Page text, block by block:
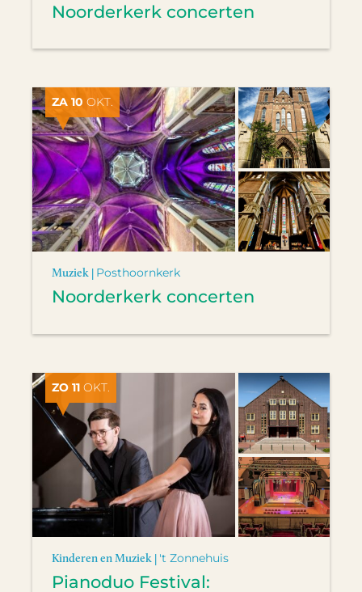
Noorderkerk concerten
ZA 10 OKT.
Muziek | Posthoornkerk
Noorderkerk concerten
ZO 11 OKT.
Kinderen en Muziek | 't Zonnehuis
Pianoduo Festival: